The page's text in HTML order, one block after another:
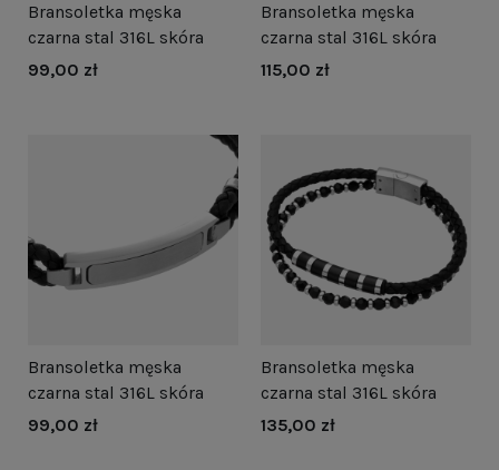
Bransoletka męska
czarna stal 316L skóra
99,00 zł
Bransoletka męska
czarna stal 316L skóra
115,00 zł
Bransoletka męska
czarna stal 316L skóra
99,00 zł
Bransoletka męska
czarna stal 316L skóra
135,00 zł